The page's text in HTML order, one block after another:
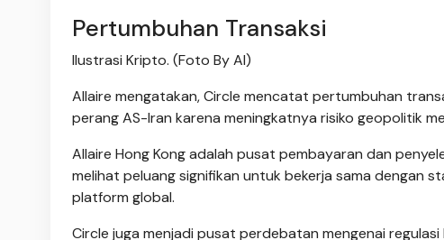
Pertumbuhan Transaksi
Ilustrasi Kripto. (Foto By AI)
Allaire mengatakan, Circle mencatat pertumbuhan
perang AS-Iran karena meningkatnya risiko geopolitik
Allaire Hong Kong adalah pusat pembayaran dan
melihat peluang signifikan untuk bekerja sama dengan
platform global.
Circle juga menjadi pusat perdebatan mengenai